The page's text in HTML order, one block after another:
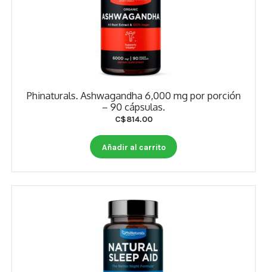
Phinaturals. Ashwagandha 6,000 mg por porción
– 90 cápsulas.
C$814.00
Añadir al carrito